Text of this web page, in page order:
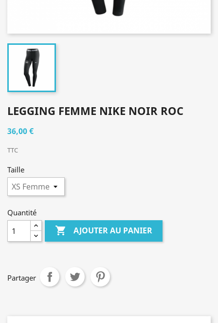
LEGGING FEMME NIKE NOIR ROC
36,00 €
TTC
Taille
Quantité
 AJOUTER AU PANIER
Partager